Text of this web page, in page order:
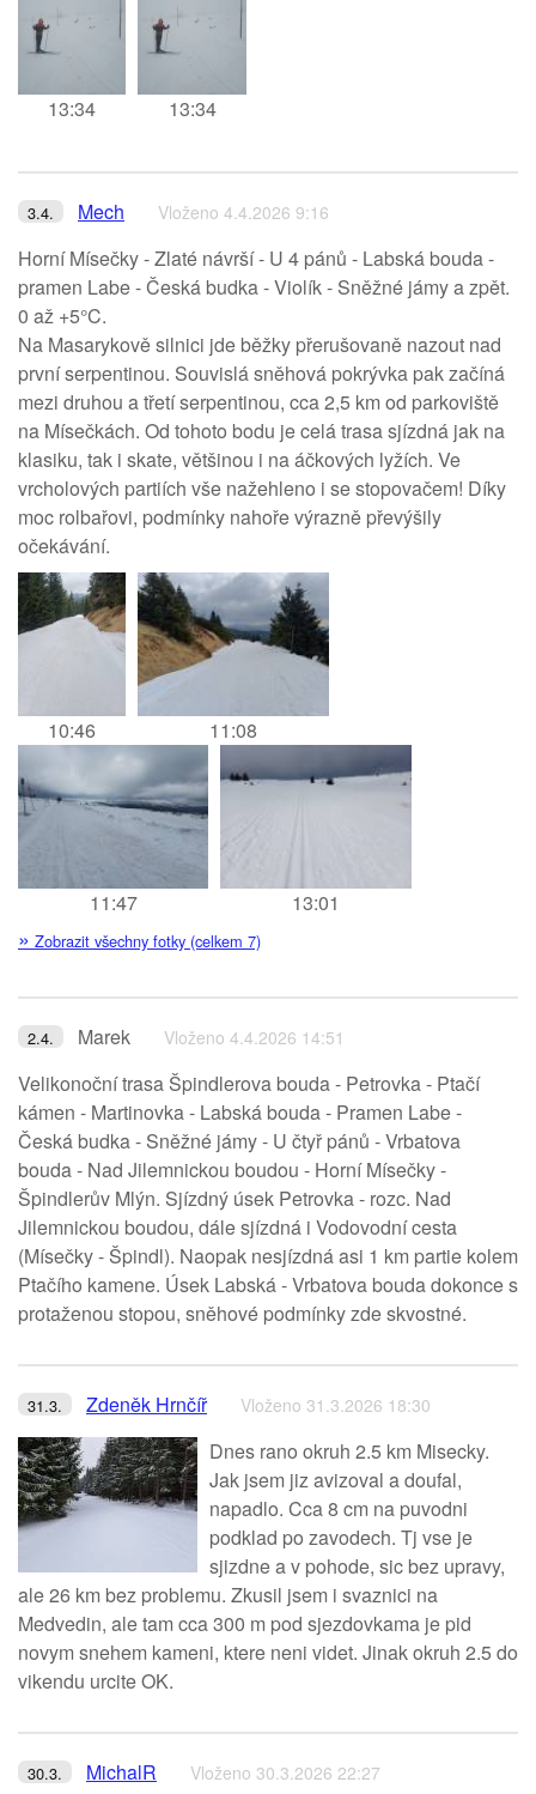
13:34 13:34
3.4. Mech Vloženo 4.4.2026 9:16
Horní Mísečky - Zlaté návrší - U 4 pánů - Labská bouda -
pramen Labe - Česká budka - Violík - Sněžné jámy a zpět.
0 až +5°C.
Na Masarykově silnici jde běžky přerušovaně nazout nad
první serpentinou. Souvislá sněhová pokrývka pak začíná
mezi druhou a třetí serpentinou, cca 2,5 km od parkoviště
na Mísečkách. Od tohoto bodu je celá trasa sjízdná jak na
klasiku, tak i skate, většinou i na áčkových lyžích. Ve
vrcholových partiích vše nažehleno i se stopovačem! Díky
moc rolbařovi, podmínky nahoře výrazně převýšily
očekávání.
10:46 11:08
11:47 13:01
» Zobrazit všechny fotky (celkem 7)
2.4. Marek Vloženo 4.4.2026 14:51
Velikonoční trasa Špindlerova bouda - Petrovka - Ptačí
kámen - Martinovka - Labská bouda - Pramen Labe -
Česká budka - Sněžné jámy - U čtyř pánů - Vrbatova
bouda - Nad Jilemnickou boudou - Horní Mísečky -
Špindlerův Mlýn. Sjízdný úsek Petrovka - rozc. Nad
Jilemnickou boudou, dále sjízdná i Vodovodní cesta
(Mísečky - Špindl). Naopak nesjízdná asi 1 km partie kolem
Ptačího kamene. Úsek Labská - Vrbatova bouda dokonce s
protaženou stopou, sněhové podmínky zde skvostné.
31.3. Zdeněk Hrnčíř Vloženo 31.3.2026 18:30
Dnes rano okruh 2.5 km Misecky.
Jak jsem jiz avizoval a doufal,
napadlo. Cca 8 cm na puvodni
podklad po zavodech. Tj vse je
sjizdne a v pohode, sic bez upravy,
ale 26 km bez problemu. Zkusil jsem i svaznici na
Medvedin, ale tam cca 300 m pod sjezdovkama je pid
novym snehem kameni, ktere neni videt. Jinak okruh 2.5 do
vikendu urcite OK.
30.3. MichalR Vloženo 30.3.2026 22:27